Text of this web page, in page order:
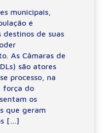
municipais,
é
destinos de suas
As Câmaras de
são atores
processo, na
força do
os
que geram
[…]